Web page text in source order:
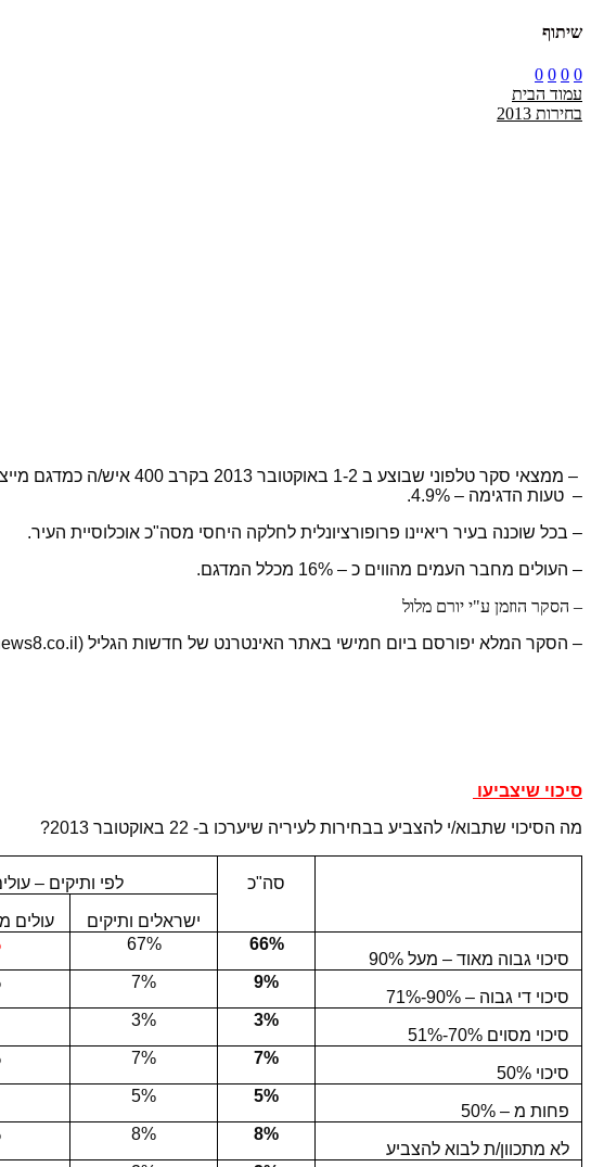
שיתוף
0
0
0
0
עמוד הבית
בחירות 2013
– ממצאי סקר טלפוני שבוצע ב 1-2 באוקטובר 2013 בקרב 400 איש/ה כמדגם מייצג של בעלי זכות הצבעה בעיר (גילאי 17 ומעלה).
– טעות הדגימה – 4.9%.
– בכל שוכנה בעיר ריאיינו פרופורציונלית לחלקה היחסי מסה"כ אוכלוסיית העיר.
– העולים מחבר העמים מהווים כ – 16% מכלל המדגם.
– הסקר הוזמן ע"י יורם מלול
– הסקר המלא יפורסם ביום חמישי באתר האינטרנט של חדשות הגליל (www.news8.co.il)
סיכוי שיצביעו
מה הסיכוי שתבוא/י להצביע בבחירות לעיריה שיערכו ב- 22 באוקטובר 2013?
סה"כ לפי ותיקים –
ישראלים ותיקים עולים
סיכוי גבוה מאוד – מעל 90%
66%
67%
סיכוי די גבוה – 90%-71%
9%
7%
סיכוי מסוים 70%-51%
3%
3%
סיכוי 50%
7%
7%
פחות מ – 50%
5%
5%
לא מתכוון/ת לבוא להצביע
8%
8%